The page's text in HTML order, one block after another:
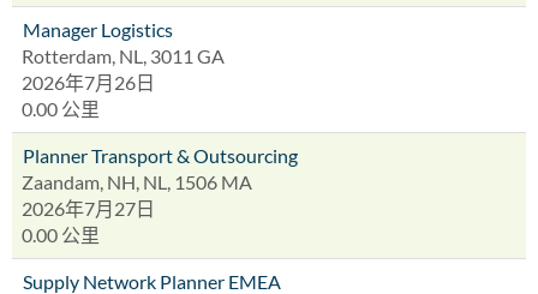
Manager Logistics
Rotterdam, NL, 3011 GA
2026年7月26日
0.00 公里
Planner Transport & Outsourcing
Zaandam, NH, NL, 1506 MA
2026年7月27日
0.00 公里
Supply Network Planner EMEA